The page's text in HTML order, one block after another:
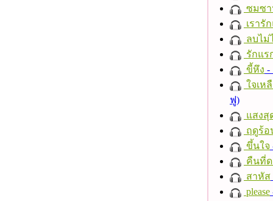
ซมซ
เรารั
ลบไม่
รักแร
ขี้หึง -
ใจเห
ฟู)
แสงสุ
ฤดูร้อ
ขึ้นใจ
คืนที่ด
สาหัส
please